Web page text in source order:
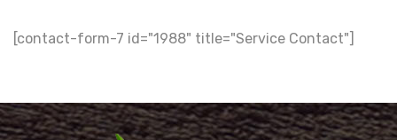
[contact-form-7 id="1988" title="Service Contact"]